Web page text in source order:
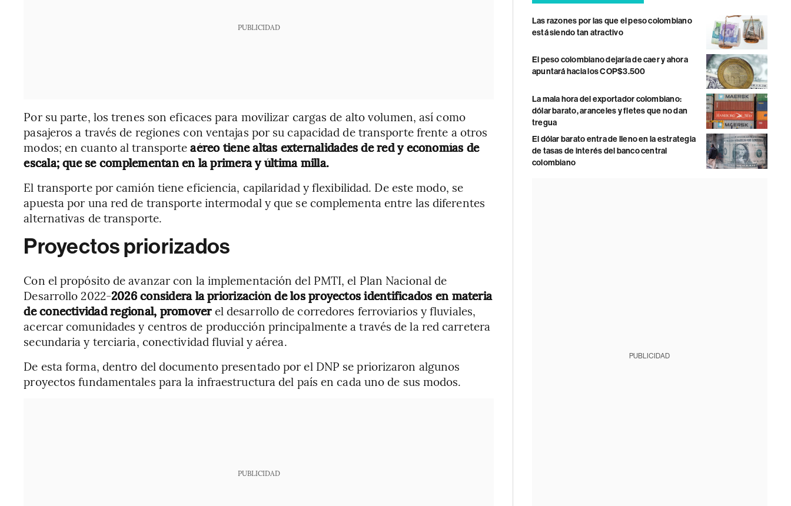
PUBLICIDAD
Por su parte, los trenes son eficaces para movilizar cargas de alto volumen, así como
pasajeros a través de regiones con ventajas por su capacidad de transporte frente a otros
modos; en cuanto al transporteaéreo tiene altas externalidades de red y economías de
escala; que se complementan en la primera y última milla.
El transporte por camión tiene eficiencia, capilaridad y flexibilidad. De este modo, se
apuesta por una red de transporte intermodal y que se complementa entre las diferentes
alternativas de transporte.
Proyectos priorizados
Con el propósito de avanzar con la implementación del PMTI, el Plan Nacional de
Desarrollo 2022-2026 considera la priorización de los proyectos identificados en materia
de conectividad regional, promoverel desarrollo de corredores ferroviarios y fluviales,
acercar comunidades y centros de producción principalmente a través de la red carretera
secundaria y terciaria, conectividad fluvial y aérea.
De esta forma, dentro del documento presentado por el DNP se priorizaron algunos
proyectos fundamentales para la infraestructura del país en cada uno de sus modos.
PUBLICIDAD
Las razones por las que el peso colombiano
está siendo tan atractivo
El peso colombiano dejaría de caer y ahora
apuntará hacia los COP$3.500
La mala hora del exportador colombiano:
dólar barato, aranceles y fletes que no dan
tregua
El dólar barato entra de lleno en la estrategia
de tasas de interés del banco central
colombiano
PUBLICIDAD